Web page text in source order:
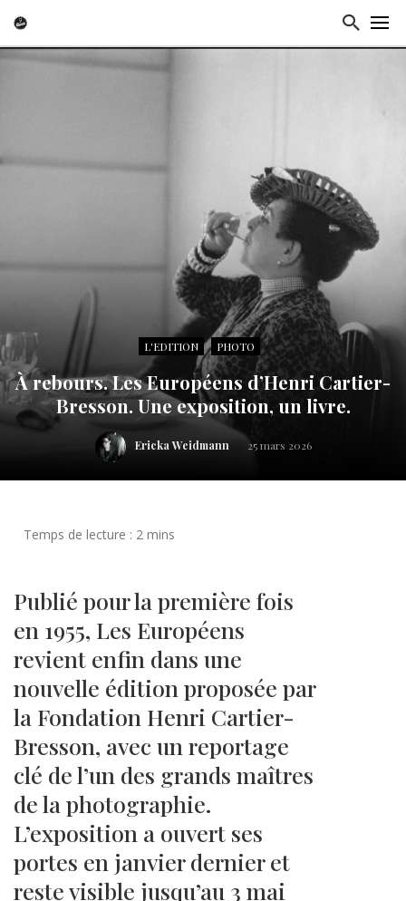
L'EDITION PHOTO
À rebours. Les Européens d’Henri Cartier-
Bresson. Une exposition, un livre.
Ericka Weidmann 25 mars 2026
Publié pour la première fois
en 1955, Les Européens
revient enfin dans une
nouvelle édition proposée par
la Fondation Henri Cartier-
Bresson, avec un reportage
clé de l’un des grands maîtres
de la photographie.
L’exposition a ouvert ses
portes en janvier dernier et
reste visible jusqu’au 3 mai